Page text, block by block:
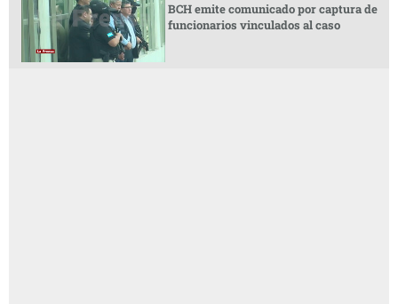
BCH emite comunicado por captura de
funcionarios vinculados al caso